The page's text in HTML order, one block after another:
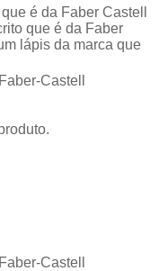
é da Faber Castell
que é da Faber
lápis da marca que
Castell
Castell